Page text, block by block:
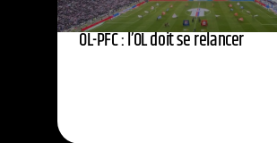
OL-PFC : l’OL doit se relancer